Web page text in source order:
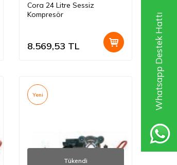
Whatsapp Destek Hattı
Cora 24 Litre Sessiz
Kompresör
8.569,53 TL
Yeni
Tükendi